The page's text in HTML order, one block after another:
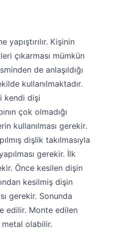
yapıştırılır. Kişinin
çıkarması mümkün
de anlaşıldığı
kullanılmaktadır.
kendi dişi
çok olmadığı
kullanılması gerekir.
dişlik takılmasıyla
gerekir. İlk
Önce kesilen dişin
kesilmiş dişin
gerekir. Sonunda
edilir. Monte edilen
olabilir.